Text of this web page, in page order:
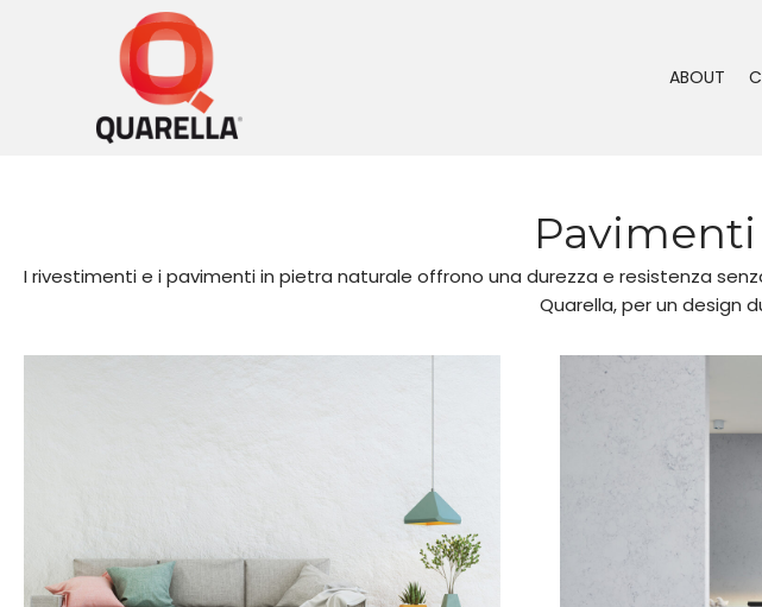
ABOUT
I rivestimenti e i pavimenti in pietra naturale offrono una durezza e resistenza
Quarella, per un design